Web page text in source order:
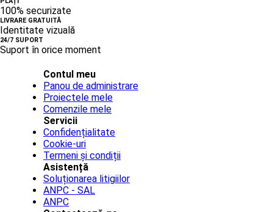
100% securizate
LIVRARE GRATUITĂ
Identitate vizuală
24/7 SUPORT
Suport în orice moment
Contul meu
Panou de administrare
Proiectele mele
Comenzile mele
Servicii
Confidențialitate
Cookie-uri
Termeni și condiții
Asistență
Soluționarea litigiilor
ANPC - SAL
ANPC